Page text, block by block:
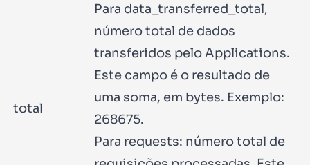
total
Para data_transferred_total,
número total de dados
transferidos pelo Applications.
Este campo é o resultado de
uma soma, em bytes. Exemplo:
268675.
Para requests: número total de